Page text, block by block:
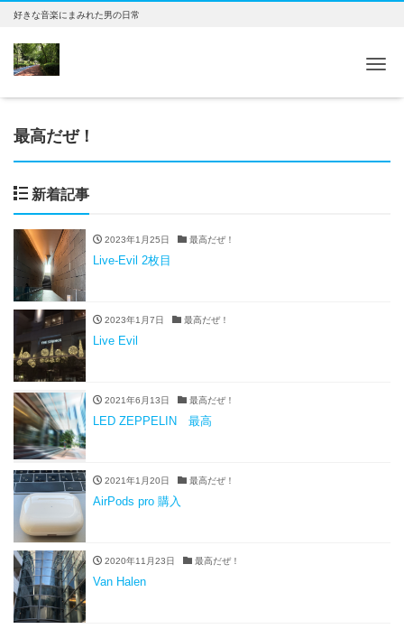
好きな音楽にまみれた男の日常
最高だぜ！
新着記事
2023年1月25日 最高だぜ！
Live-Evil 2枚目
2023年1月7日 最高だぜ！
Live Evil
2021年6月13日 最高だぜ！
LED ZEPPELIN 最高
2021年1月20日 最高だぜ！
AirPods pro 購入
2020年11月23日 最高だぜ！
Van Halen